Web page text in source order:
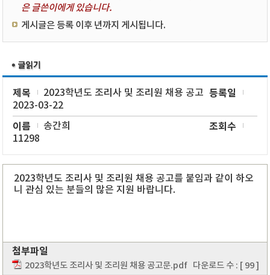
은 글쓴이에게 있습니다.
게시글은 등록 이후 년까지 게시됩니다.
제목 2023학년도 조리사 및 조리원 채용 공고 등록일
2023-03-22
이름 송간희 조회수
11298
2023학년도 조리사 및 조리원 채용 공고를 붙임과 같이 하오
니 관심 있는 분들의 많은 지원 바랍니다.
첨부파일
2023학년도 조리사 및 조리원 채용 공고문.pdf 다운로드 수 : [ 99 ]